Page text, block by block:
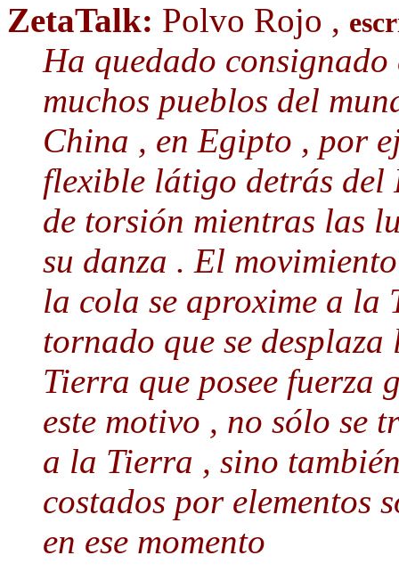
ZetaTalk: Polvo Rojo ,
Ha quedado
muchos pueblos del
China , en Egipto , por
flexible látigo detrás del
de torsión mientras las
su danza . El
la cola se aproxime a la
tornado que se
Tierra que posee
este motivo , no sólo se
a la Tierra , sino
costados por elementos
en ese momento